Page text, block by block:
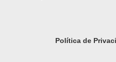
Política de